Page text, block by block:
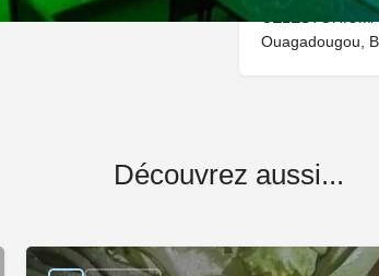
Ouagadougou,
Découvrez aussi...